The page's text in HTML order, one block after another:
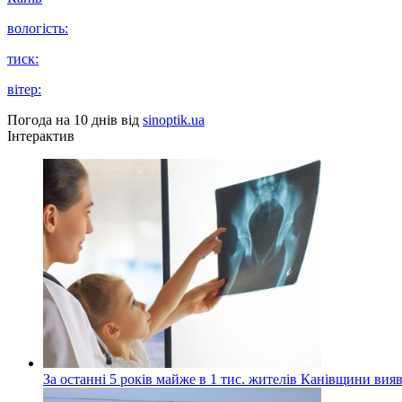
вологість:
тиск:
вітер:
Погода на 10 днів від sinoptik.ua
Інтерактив
За останні 5 років майже в 1 тис. жителів Канівщини